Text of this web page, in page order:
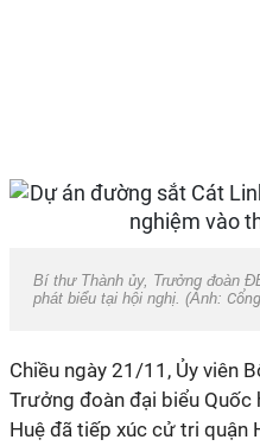
Bí thư Thành ủy, Trưởng đoàn
phát biểu tại hội nghị. (Ảnh:
Chiều ngày 21/11, Ủy viên
Trưởng đoàn đại biểu
Huệ đã tiếp xúc cử tri quận